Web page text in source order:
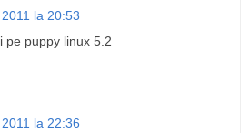
la 20:53
pe puppy linux 5.2
la 22:36